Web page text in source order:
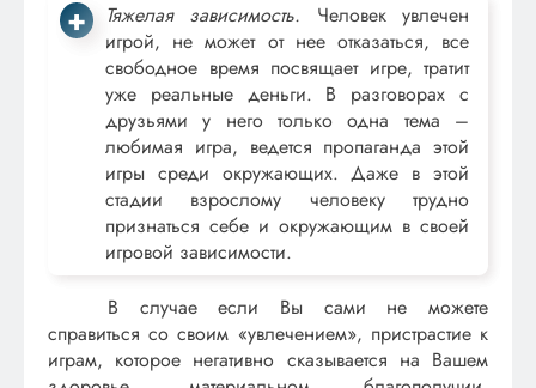
Тяжелая зависимость. Человек увлечен
игрой, не может от нее отказаться, все
свободное время посвящает игре, тратит
уже реальные деньги. В разговорах с
друзьями у него только одна тема –
любимая игра, ведется пропаганда этой
игры среди окружающих. Даже в этой
стадии взрослому человеку трудно
признаться себе и окружающим в своей
игровой зависимости.
В случае если Вы сами не можете
справиться со своим «увлечением», пристрастие к
играм, которое негативно сказывается на Вашем